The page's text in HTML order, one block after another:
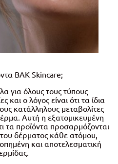
BAK Skincare;
για όλους τους τύπους
και ο λόγος είναι ότι τα ίδια
κατάλληλους μεταβολίτες
Αυτή η εξατομικευμένη
τα προϊόντα προσαρμόζονται
του δέρματος κάθε ατόμου,
και αποτελεσματική